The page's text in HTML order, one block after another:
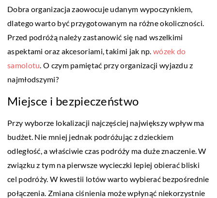
Dobra organizacja zaowocuje udanym wypoczynkiem,
dlatego warto być przygotowanym na różne okoliczności.
Przed podróżą należy zastanowić się nad wszelkimi
aspektami oraz akcesoriami, takimi jak np. wózek do
samolotu. O czym pamiętać przy organizacji wyjazdu z
najmłodszymi?
Miejsce i bezpieczeństwo
Przy wyborze lokalizacji najczęściej największy wpływ ma
budżet. Nie mniej jednak podróżując z dzieckiem
odległość, a właściwie czas podróży ma duże znaczenie. W
związku z tym na pierwsze wycieczki lepiej obierać bliski
cel podróży. W kwestii lotów warto wybierać bezpośrednie
połączenia. Zmiana ciśnienia może wpłynąć niekorzystnie